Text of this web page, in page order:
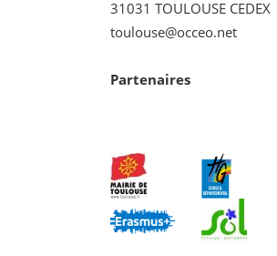
31031 TOULOUSE CEDEX
toulouse@occeo.net
Partenaires